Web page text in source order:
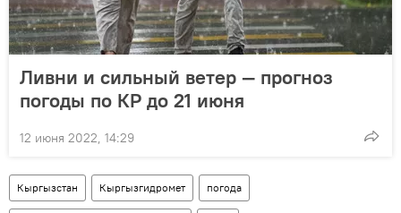
Ливни и сильный ветер — прогноз
погоды по КР до 21 июня
12 июня 2022, 14:29
Кыргызстан Кыргызгидромет погода